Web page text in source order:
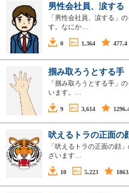
男性会社員、涙する
「男性会社員、涙する」
す。なにか…
0 1,364 477.4
掴み取ろうとする手
「掴み取ろうとする手」
います。…
9 3,614
吠えるトラの正面の
「吠えるトラの正面の顔
ざいます…
10 5,223